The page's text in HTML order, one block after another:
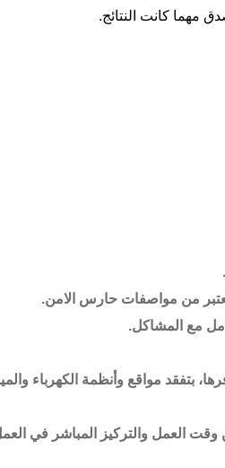
مهما كانت النتائج.
تعتبر من مواصفات حارس الامن.
مع المشاكل.
بتفقد مواقع وأنظمة الكهرباء
وقت العمل والتركيز المباشر في